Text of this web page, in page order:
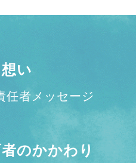
い
任者メッセージ
のかかわり